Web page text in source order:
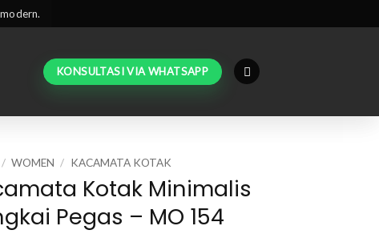
KONSULTASI VIA WHATSAPP
/ WOMEN / KACAMATA KOTAK
Kotak Minimalis
Pegas – MO 154